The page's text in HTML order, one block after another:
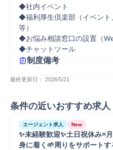
◆社内イベント
◆福利厚生倶楽部（イベント
等）
◆お悩み相談窓口の設置（
◆チャットツール
制度備考
最終更新日： 2026/5/21
条件の近いおすすめ求人
エージェント求人 New
✨未経験歓迎✨土日祝休み×
身に着く🌱周りをサポートす